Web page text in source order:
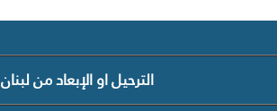
الترحيل او الإبعادمن لبنان